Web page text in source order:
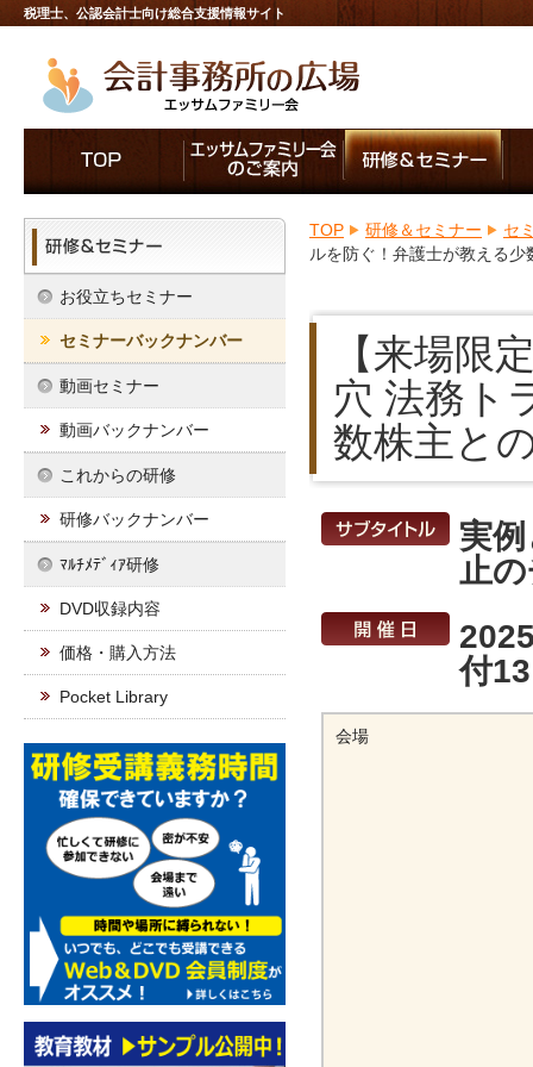
税理士、公認会計士向け総合支援情報サイト
お役立ちセミナー
セミナーバックナンバー
動画セミナー
動画バックナンバー
これからの研修
研修バックナンバー
ﾏﾙﾁﾒﾃﾞｨｱ研修
DVD収録内容
価格・購入方法
Pocket Library
TOP 研修＆セミナー
セ
ルを防ぐ！弁護士が教える
【来場限
穴 法務ト
数株主と
実
止
付
会場